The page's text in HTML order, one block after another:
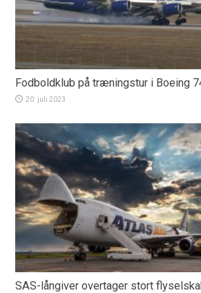
Fodboldklub på træningstur i Boeing
20. juli 2023
SAS-långiver overtager stort